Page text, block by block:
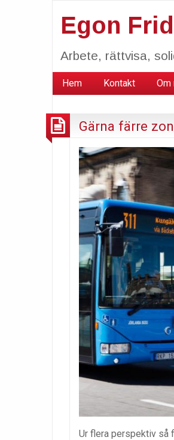
Egon
Arbete, rättvisa,
Hem Kontakt Om
Gärna färre
Ur flera perspektiv så